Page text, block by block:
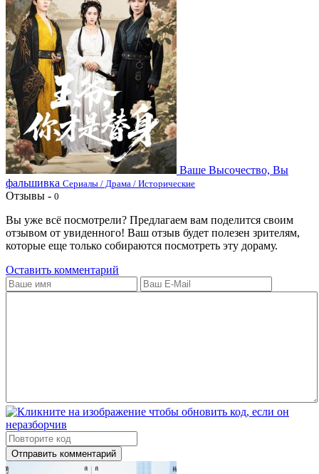
Ваше Высочество, Вы
фальшивка Сериалы / Драма / Исторические
Отзывы - 0
Вы уже всё посмотрели? Предлагаем вам поделится своим
отзывом от увиденного! Ваш отзыв будет полезен зрителям,
которые еще только собираются посмотреть эту дораму.
Оставить комментарий
Отправить комментарий